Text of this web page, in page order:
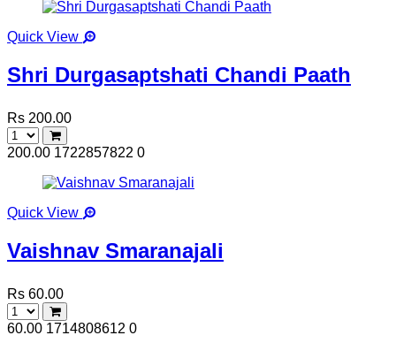
Quick View
Shri Durgasaptshati Chandi Paath
Rs 200.00
200.00 1722857822 0
Quick View
Vaishnav Smaranajali
Rs 60.00
60.00 1714808612 0